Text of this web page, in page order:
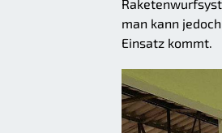
man kann
Einsatz kommt.